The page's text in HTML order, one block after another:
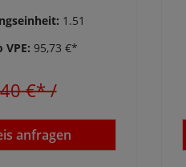
1.51
VPE: 95,73 €*
€*/
anfragen